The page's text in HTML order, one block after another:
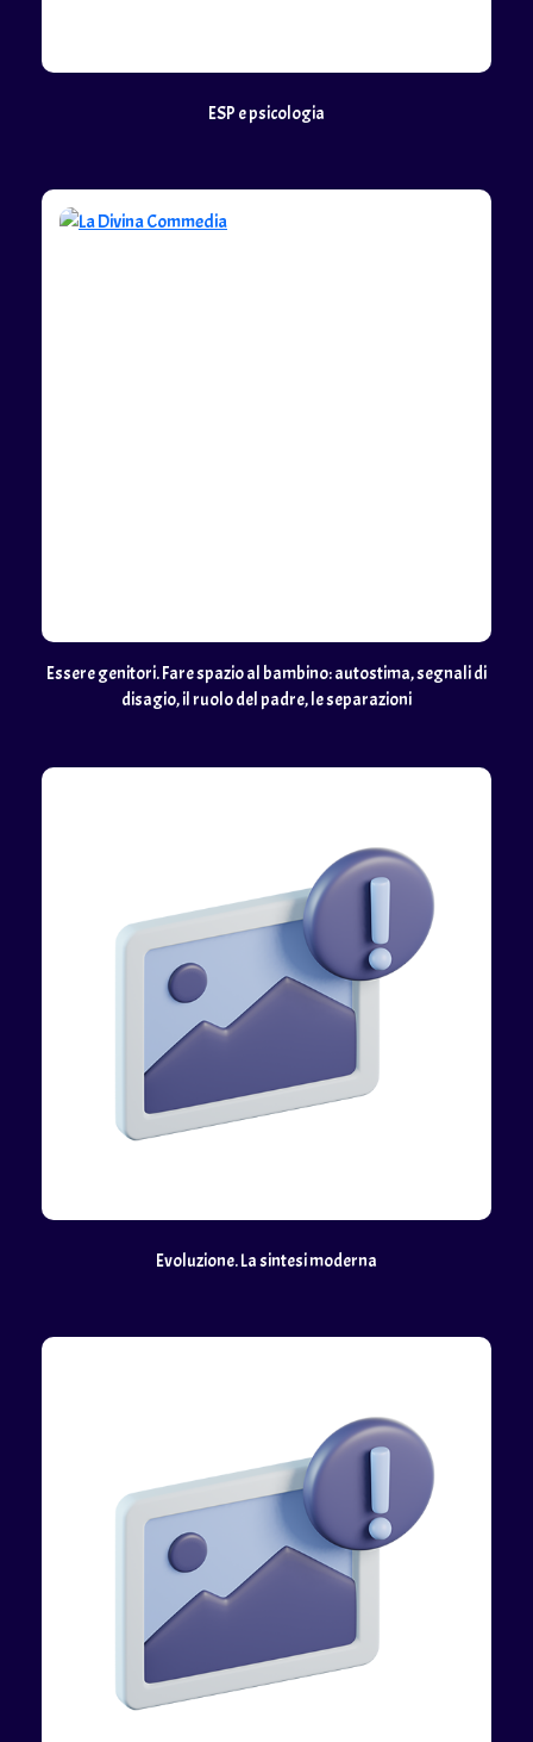
ESP e psicologia
Essere genitori. Fare spazio al bambino: autostima, segnali di
disagio, il ruolo del padre, le separazioni
Evoluzione. La sintesi moderna